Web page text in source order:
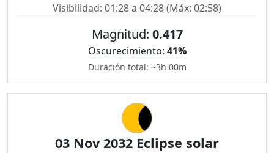
Visibilidad: 01:28 a 04:28 (Máx: 02:58)
Magnitud: 0.417
Oscurecimiento: 41%
Duración total: ~3h 00m
03 Nov 2032 Eclipse solar